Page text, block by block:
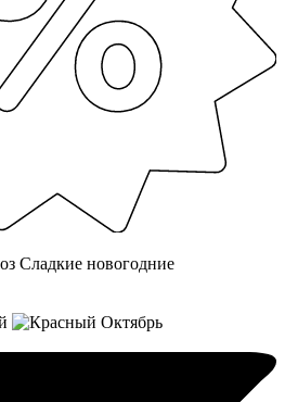
Сладкие новогодние